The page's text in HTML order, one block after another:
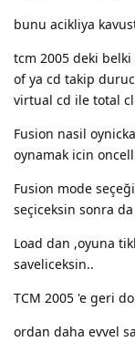
bunu acikliya
tcm 2005 deki
of ya cd takip
virtual cd ile total
Fusion nasil
oynamak icin
Fusion mode
seçiceksin sonra
Load dan ,oyuna
saveliceksin..
TCM 2005 'e geri
ordan daha evvel